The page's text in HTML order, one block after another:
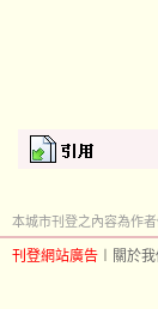
本城市刊登之內容為作
刊登網站廣告 關於我